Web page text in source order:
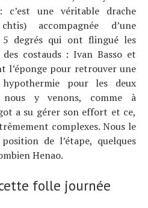
une véritable drache
accompagnée d’une
degrés qui ont flingué les
des costauds : Ivan Basso et
l’éponge pour retrouver une
pour les deux
nous y venons, comme à
a su gérer son effort et ce,
complexes. Nous le
de l’étape, quelques
Henao.
folle journée